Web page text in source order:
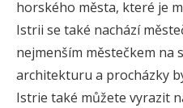
horského města, které je
Istrii se také nachází
nejmenším městečkem na
architekturu a procházky
Istrie také můžete vyrazit